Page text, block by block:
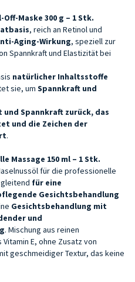
Maske 300 g – 1 Stk.
, reich an Retinol und
Aging-Wirkung, speziell zur
Spannkraft und Elastizität bei
natürlicher Inhaltsstoffe
sie, um Spannkraft und
Spannkraft zurück, das
und die Zeichen der
.
Massage 150 ml – 1 Stk.
für die professionelle
für eine
Gesichtsbehandlung
Gesichtsbehandlung mit
und
. Mischung aus reinen
E, ohne Zusatz von
geschmeidiger Textur, das keine